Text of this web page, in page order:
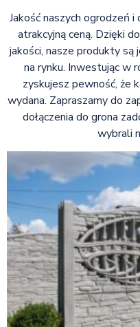
Jakość naszych ogrodzeń
atrakcyjną ceną. Dzięki
jakości, nasze produkty są
na rynku. Inwestując w
zyskujesz pewność, że
wydana. Zapraszamy do
dołączenia do grona
wybrali